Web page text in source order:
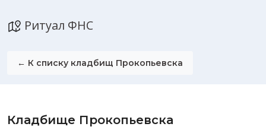
Ритуал ФНС
← К списку кладбищ Прокопьевска
Кладбище Прокопьевска